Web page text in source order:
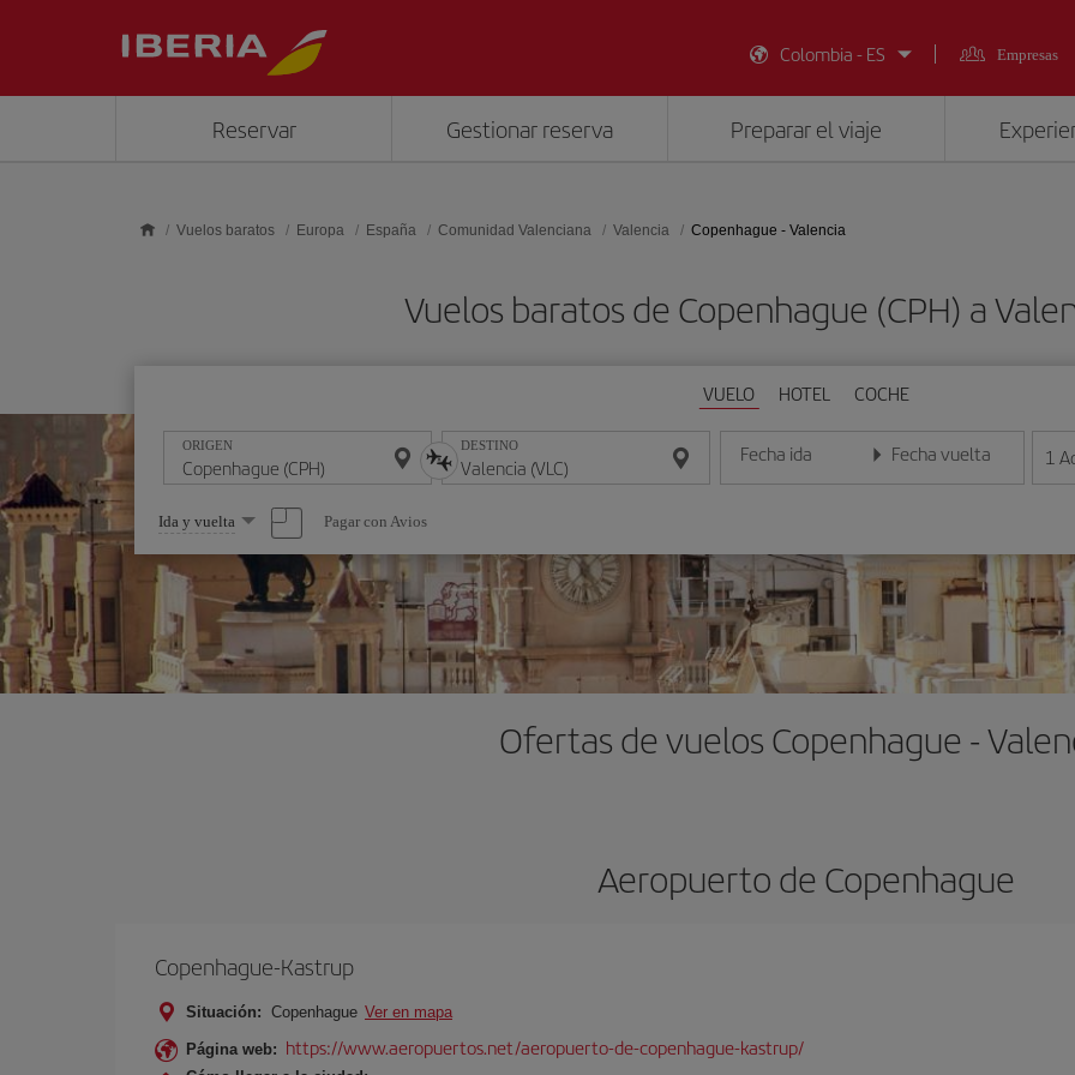
Colombia - ES
Empresas
Reservar Gestionar reserva Preparar el viaje
Vuelos baratos Europa España Comunidad Valenciana Valencia Copenhague - Valencia
Vuelos baratos de Copenhague (CPH) a
VUELO HOTEL COCHE
ORIGEN DESTINO Fecha ida
Introduce la fecha en formato día/mes/año
Fecha vuelta
Introduce la fecha en 1
Seleccione
una
opción
Ida y vuelta Pagar con Avios
Ofertas de vuelos Copenhague -
Aeropuerto de Copenhague
Copenhague-Kastrup
Situación: Copenhague Ver en mapa
Página web: https://www.aeropuertos.net/aeropuerto-de-copenhague-kastrup/